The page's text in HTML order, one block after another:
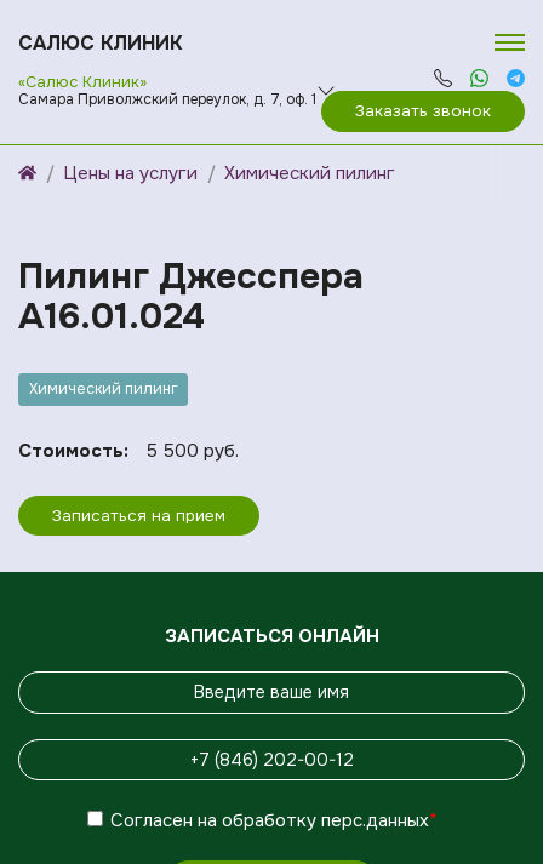
САЛЮС КЛИНИК
«Салюс Клиник»
Самара Приволжский переулок, д. 7, оф. 1
Заказать звонок
Цены на услуги Химический пилинг
Пилинг Джесспера
A16.01.024
Химический пилинг
Стоимость: 5 500 руб.
Записаться на прием
ЗАПИСАТЬСЯ ОНЛАЙН
Согласен на обработку перс.данных*